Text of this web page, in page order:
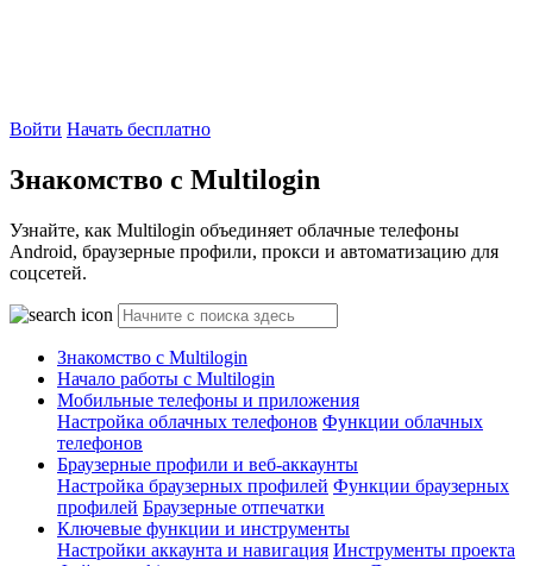
Войти Начать бесплатно
Знакомство с Multilogin
Узнайте, как Multilogin объединяет облачные телефоны
Android, браузерные профили, прокси и автоматизацию для
соцсетей.
Знакомство с Multilogin
Начало работы с Multilogin
Мобильные телефоны и приложения
Настройка облачных телефонов Функции облачных
телефонов
Браузерные профили и веб-аккаунты
Настройка браузерных профилей Функции браузерных
профилей Браузерные отпечатки
Ключевые функции и инструменты
Настройки аккаунта и навигация Инструменты проекта